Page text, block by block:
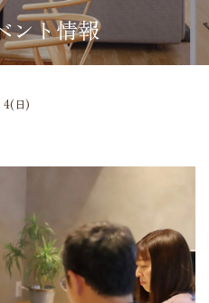
ント情報
4(日)